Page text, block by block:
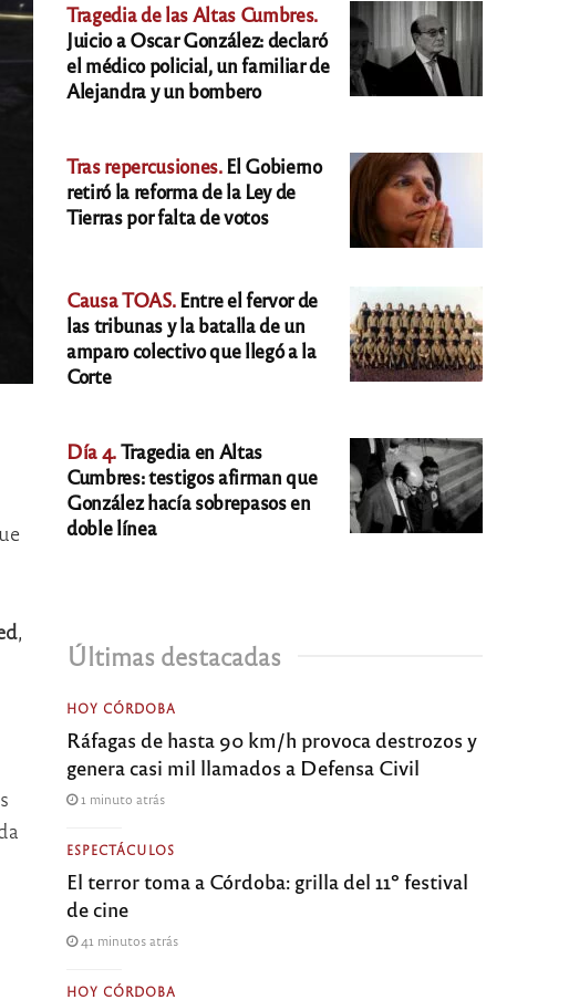
,
Tragedia de las Altas Cumbres.
Juicio a Oscar González: declaró
el médico policial, un familiar de
Alejandra y un bombero
Tras repercusiones.El Gobierno
retiró la reforma de la Ley de
Tierras por falta de votos
Causa TOAS.Entre el fervor de
las tribunas y la batalla de un
amparo colectivo que llegó a la
Corte
Día 4.Tragedia en Altas
Cumbres: testigos afirman que
González hacía sobrepasos en
doble línea
Últimas destacadas
HOY CÓRDOBA
Ráfagas de hasta 90 km/h provoca destrozos y
genera casi mil llamados a Defensa Civil
1 minuto atrás
ESPECTÁCULOS
El terror toma a Córdoba: grilla del 11º festival
de cine
41 minutos atrás
HOY CÓRDOBA